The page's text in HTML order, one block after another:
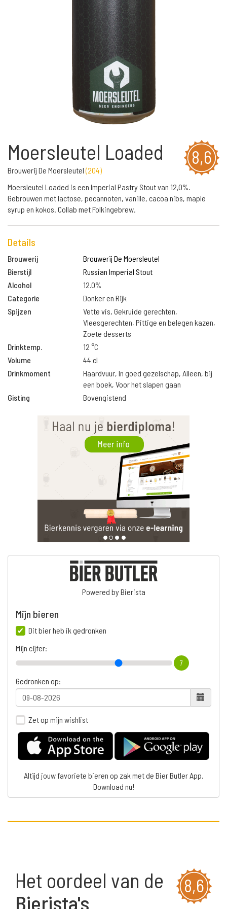
8,6
Moersleutel Loaded
Brouwerij De Moersleutel(204)
Moersleutel Loaded is een Imperial Pastry Stout van 12,0%.
Gebrouwen met lactose, pecannoten, vanille, cacoa nibs, maple
syrup en kokos. Collab met Folkingebrew.
Details
Brouwerij
Brouwerij De Moersleutel
Bierstijl
Russian Imperial Stout
Alcohol
12.0%
Categorie
Donker en Rijk
Spijzen
Vette vis, Gekruide gerechten,
Vleesgerechten, Pittige en belegen kazen,
Zoete desserts
Drinktemp.
12 °C
Volume
44 cl
Drinkmoment
Haardvuur, In goed gezelschap, Alleen, bij
een boek, Voor het slapen gaan
Gisting
Bovengistend
Powered by Bierista
Mijn bieren
Dit bier heb ik gedronken
Mijn cijfer:
7
Gedronken op:
Zet op mijn wishlist
Altijd jouw favoriete bieren op zak met de Bier Butler App.
Download nu!
8,6
Het oordeel van de
Bierista's